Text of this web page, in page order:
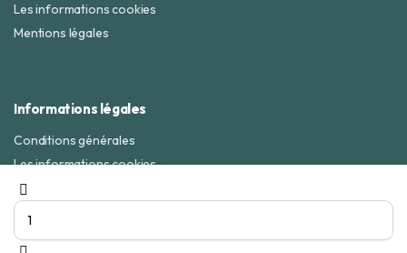
Gant
de
bain
pour
Les informations cookies
Mentions légales
Informations légales
Conditions générales
Les informations cookies
Mentions légales
06 70 78 53 85 Envoyer un mail Telegram Watsapp